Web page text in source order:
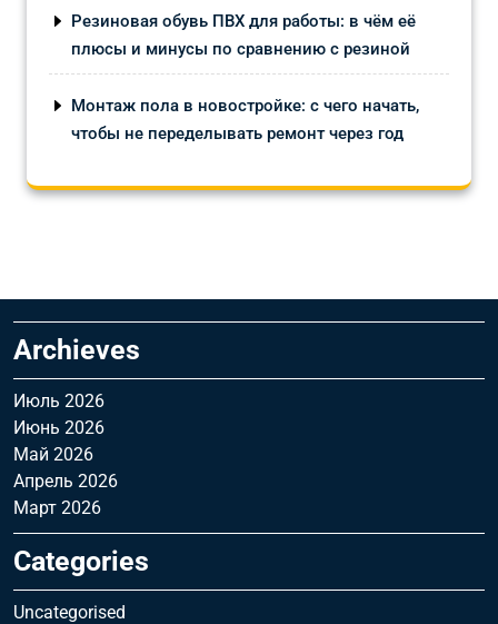
Резиновая обувь ПВХ для работы: в чём её
плюсы и минусы по сравнению с резиной
Монтаж пола в новостройке: с чего начать,
чтобы не переделывать ремонт через год
Archieves
Июль 2026
Июнь 2026
Май 2026
Апрель 2026
Март 2026
Categories
Uncategorised